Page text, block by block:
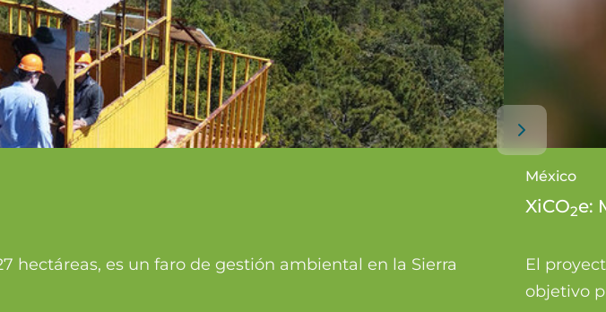
hectáreas, es un faro de gestión ambiental en la Sierra
México
XiCO2e:
El
objetivo